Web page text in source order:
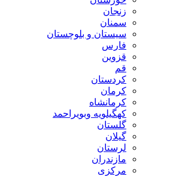
زنجان
سمنان
سیستان و بلوچستان
فارس
قزوین
قم
کردستان
کرمان
کرمانشاه
کهگیلویه وبویراحمد
گلستان
گیلان
لرستان
مازندران
مرکزی